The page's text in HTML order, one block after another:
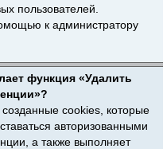
пользователей.
к администратору
функция «Удалить
cookies, которые
авторизованными
а также выполняет